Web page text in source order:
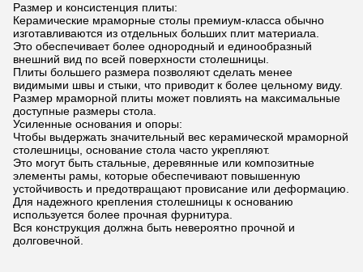
Размер и консистенция плиты:
Керамические мраморные столы премиум-класса обычно
изготавливаются из отдельных больших плит материала.
Это обеспечивает более однородный и единообразный
внешний вид по всей поверхности столешницы.
Плиты большего размера позволяют сделать менее
видимыми швы и стыки, что приводит к более цельному виду.
Размер мраморной плиты может повлиять на максимальные
доступные размеры стола.
Усиленные основания и опоры:
Чтобы выдержать значительный вес керамической мраморной
столешницы, основание стола часто укрепляют.
Это могут быть стальные, деревянные или композитные
элементы рамы, которые обеспечивают повышенную
устойчивость и предотвращают провисание или деформацию.
Для надежного крепления столешницы к основанию
используется более прочная фурнитура.
Вся конструкция должна быть невероятно прочной и
долговечной.